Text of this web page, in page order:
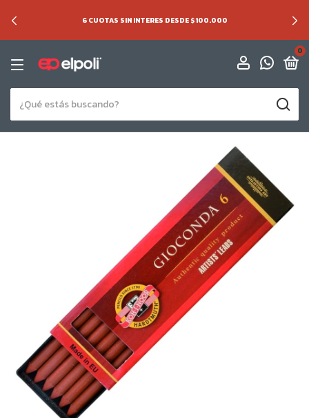
6 CUOTAS SIN INTERES DESDE $100.000
0